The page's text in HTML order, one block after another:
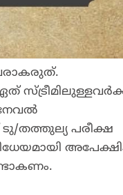
ടു/തത്തുല്യ പരീക്ഷ